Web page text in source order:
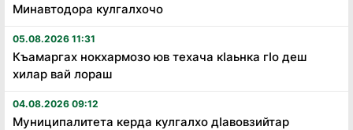
Минавтодора кулгалхочо
05.08.2026 11:31
Къамаргах нокхармозо юв техача кӏаьнка гӏо деш
хилар вай лораш
04.08.2026 09:12
Муниципалитета керда кулгалхо дӏавовзийтар